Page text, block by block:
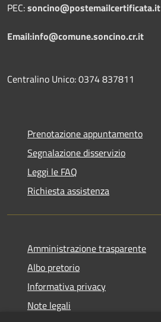
PEC:soncino@postemailcertificata.it
Email:info@comune.soncino.cr.it
Centralino Unico: 0374 837811
Prenotazione appuntamento
Segnalazione disservizio
Leggi le FAQ
Richiesta assistenza
Amministrazione trasparente
Albo pretorio
Informativa privacy
Note legali